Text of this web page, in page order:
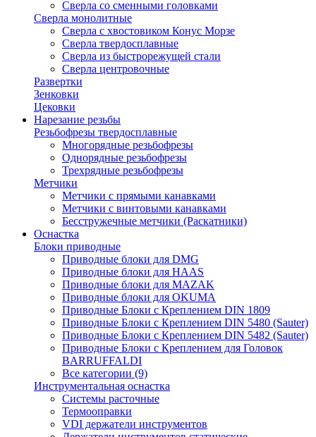
Сверла со сменными головками
Сверла монолитные
Сверла с хвостовиком Конус Морзе
Сверла твердосплавные
Сверла из быстрорежущей стали
Сверла центровочные
Развертки
Зенковки
Цековки
Нарезание резьбы
Резьбофрезы твердосплавные
Многорядные резьбофрезы
Однорядные резьбофрезы
Трехрядные резьбофрезы
Метчики
Метчики с прямыми канавками
Метчики с винтовыми канавками
Бесстружечные метчики (Раскатники)
Оснастка
Блоки приводные
Приводные блоки для DMG
Приводные блоки для HAAS
Приводные блоки для MAZAK
Приводные блоки для OKUMA
Приводные Блоки с Креплением DIN 1809
Приводные Блоки с Креплением DIN 5480 (Sauter)
Приводные Блоки с Креплением DIN 5482 (Sauter)
Приводные Блоки с Креплением для Головок
BARRUFFALDI
Все категории (9)
Инструментальная оснастка
Системы расточные
Термооправки
VDI держатели инструментов